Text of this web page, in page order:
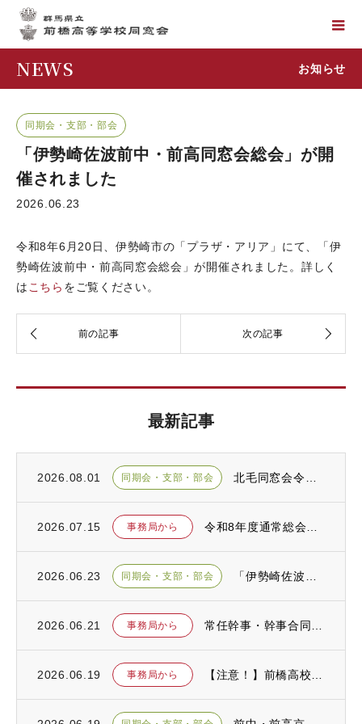
NEWS お知らせ
同期会・支部・部会
「伊勢崎佐波前中・前高同窓会総会」が開
催されました
2026.06.23
令和8年6月20日、伊勢崎市の「プラザ・アリア」にて、「伊
勢崎佐波前中・前高同窓会総会」が開催されました。詳しく
は こちら をご覧ください。
最新記事
2026.08.01 同期会・支部・部会
2026.07.15 事務局から
2026.06.23 同期会・支部・部会
2026.06.21 事務局から
2026.06.19 事務局から